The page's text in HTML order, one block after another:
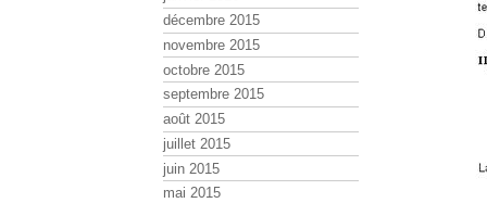
décembre 2015
novembre 2015
octobre 2015
septembre 2015
août 2015
juillet 2015
juin 2015
mai 2015